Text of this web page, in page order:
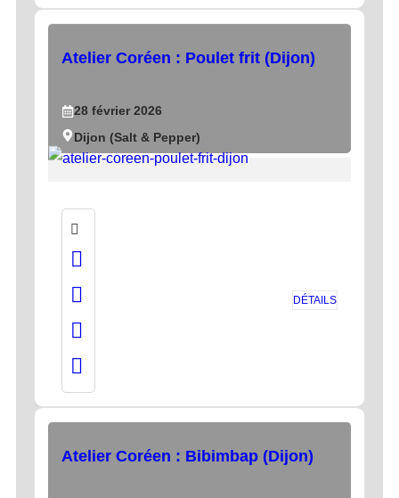
Atelier Coréen : Poulet frit (Dijon)
28 février 2026
Dijon (Salt & Pepper)
DÉTAILS
Atelier Coréen : Bibimbap (Dijon)